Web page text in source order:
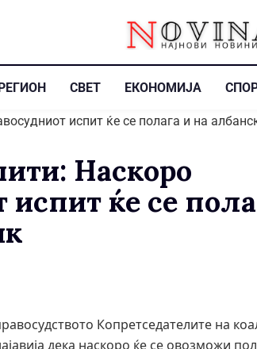
РЕГИОН СВЕТ ЕКОНОМИЈА
Наскоро
испит ќе се
Копретседателите на
дека наскоро ќе се овозможи